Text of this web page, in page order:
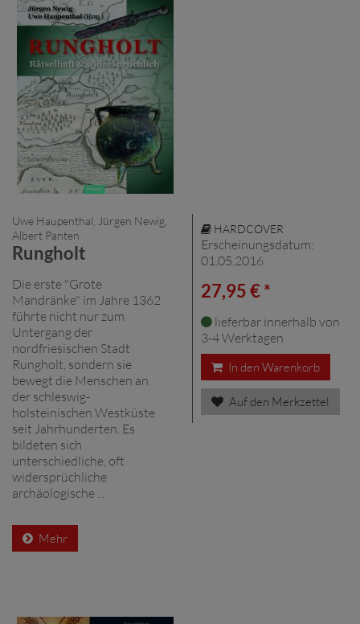
Uwe Haupenthal, Jürgen Newig,
Albert Panten
Rungholt
Die erste "Grote
Mandränke" im Jahre 1362
führte nicht nur zum
Untergang der
nordfriesischen Stadt
Rungholt, sondern sie
bewegt die Menschen an
der schleswig-
holsteinischen Westküste
seit Jahrhunderten. Es
bildeten sich
unterschiedliche, oft
widersprüchliche
archäologische ...
Mehr
HARDCOVER
Erscheinungsdatum:
01.05.2016
27,95 € *
lieferbar innerhalb von
3-4 Werktagen
In den Warenkorb
Auf den Merkzettel